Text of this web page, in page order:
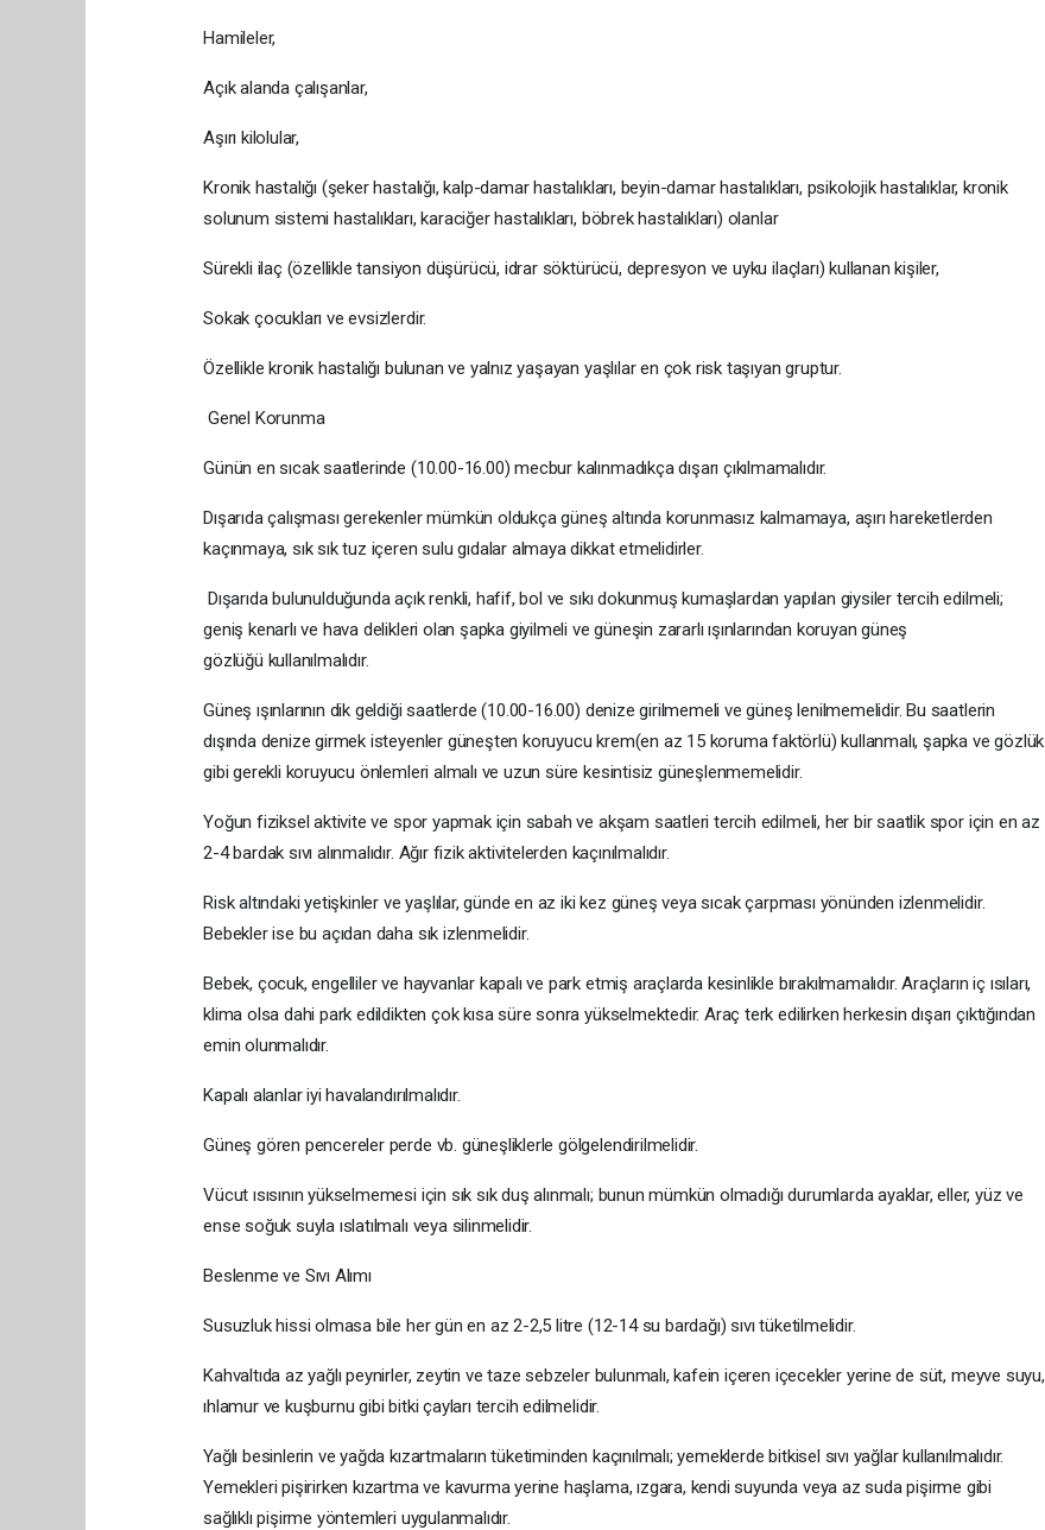
Hamileler,
Açık alanda çalışanlar,
Aşırı kilolular,
Kronik hastalığı (şeker hastalığı, kalp-damar hastalıkları, beyin-damar hastalıkları, psikolojik hastalıklar, kronik
solunum sistemi hastalıkları, karaciğer hastalıkları, böbrek hastalıkları) olanlar
Sürekli ilaç (özellikle tansiyon düşürücü, idrar söktürücü, depresyon ve uyku ilaçları) kullanan kişiler,
Sokak çocukları ve evsizlerdir.
Özellikle kronik hastalığı bulunan ve yalnız yaşayan yaşlılar en çok risk taşıyan gruptur.
Genel Korunma
Günün en sıcak saatlerinde (10.00-16.00) mecbur kalınmadıkça dışarı çıkılmamalıdır.
Dışarıda çalışması gerekenler mümkün oldukça güneş altında korunmasız kalmamaya, aşırı hareketlerden
kaçınmaya, sık sık tuz içeren sulu gıdalar almaya dikkat etmelidirler.
Dışarıda bulunulduğunda açık renkli, hafif, bol ve sıkı dokunmuş kumaşlardan yapılan giysiler tercih edilmeli;
geniş kenarlı ve hava delikleri olan şapka giyilmeli ve güneşin zararlı ışınlarından koruyan güneş
gözlüğü kullanılmalıdır.
Güneş ışınlarının dik geldiği saatlerde (10.00-16.00) denize girilmemeli ve güneş lenilmemelidir. Bu saatlerin
dışında denize girmek isteyenler güneşten koruyucu krem(en az 15 koruma faktörlü) kullanmalı, şapka ve gözlük
gibi gerekli koruyucu önlemleri almalı ve uzun süre kesintisiz güneşlenmemelidir.
Yoğun fiziksel aktivite ve spor yapmak için sabah ve akşam saatleri tercih edilmeli, her bir saatlik spor için en az
2-4 bardak sıvı alınmalıdır. Ağır fizik aktivitelerden kaçınılmalıdır.
Risk altındaki yetişkinler ve yaşlılar, günde en az iki kez güneş veya sıcak çarpması yönünden izlenmelidir.
Bebekler ise bu açıdan daha sık izlenmelidir.
Bebek, çocuk, engelliler ve hayvanlar kapalı ve park etmiş araçlarda kesinlikle bırakılmamalıdır. Araçların iç ısıları,
klima olsa dahi park edildikten çok kısa süre sonra yükselmektedir. Araç terk edilirken herkesin dışarı çıktığından
emin olunmalıdır.
Kapalı alanlar iyi havalandırılmalıdır.
Güneş gören pencereler perde vb. güneşliklerle gölgelendirilmelidir.
Vücut ısısının yükselmemesi için sık sık duş alınmalı; bunun mümkün olmadığı durumlarda ayaklar, eller, yüz ve
ense soğuk suyla ıslatılmalı veya silinmelidir.
Beslenme ve Sıvı Alımı
Susuzluk hissi olmasa bile her gün en az 2-2,5 litre (12-14 su bardağı) sıvı tüketilmelidir.
Kahvaltıda az yağlı peynirler, zeytin ve taze sebzeler bulunmalı, kafein içeren içecekler yerine de süt, meyve suyu,
ıhlamur ve kuşburnu gibi bitki çayları tercih edilmelidir.
Yağlı besinlerin ve yağda kızartmaların tüketiminden kaçınılmalı; yemeklerde bitkisel sıvı yağlar kullanılmalıdır.
Yemekleri pişirirken kızartma ve kavurma yerine haşlama, ızgara, kendi suyunda veya az suda pişirme gibi
sağlıklı pişirme yöntemleri uygulanmalıdır.